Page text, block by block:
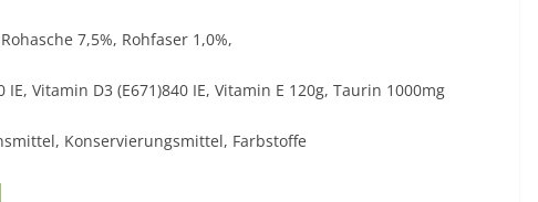
7,5%, Rohfaser 1,0%,
IE, Vitamin D3 (E671)840 IE, Vitamin E 120g, Taurin 1000mg
Konservierungsmittel, Farbstoffe